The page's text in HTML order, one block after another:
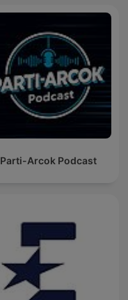
Parti-Arcok Podcast